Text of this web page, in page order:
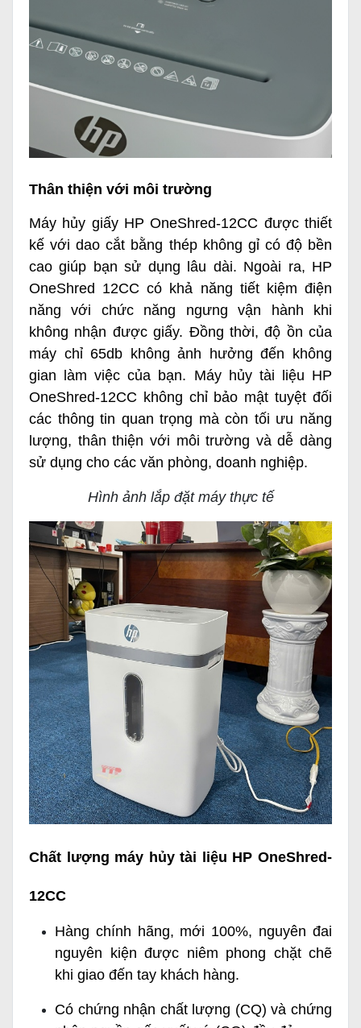
Thân thiện với môi trường
Máy hủy giấy HP OneShred-12CC được thiết
kế với dao cắt bằng thép không gỉ có độ bền
cao giúp bạn sử dụng lâu dài. Ngoài ra, HP
OneShred 12CC có khả năng tiết kiệm điện
năng với chức năng ngưng vận hành khi
không nhận được giấy. Đồng thời, độ ồn của
máy chỉ 65db không ảnh hưởng đến không
gian làm việc của bạn. Máy hủy tài liệu HP
OneShred-12CC không chỉ bảo mật tuyệt đối
các thông tin quan trọng mà còn tối ưu năng
lượng, thân thiện với môi trường và dễ dàng
sử dụng cho các văn phòng, doanh nghiệp.
Hình ảnh lắp đặt máy thực tế
Chất lượng máy hủy tài liệu HP OneShred-
12CC
Hàng chính hãng, mới 100%, nguyên đai
nguyên kiện được niêm phong chặt chẽ
khi giao đến tay khách hàng.
Có chứng nhận chất lượng (CQ) và chứng